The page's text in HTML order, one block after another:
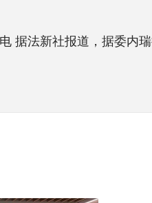
法新社报道，据委内瑞